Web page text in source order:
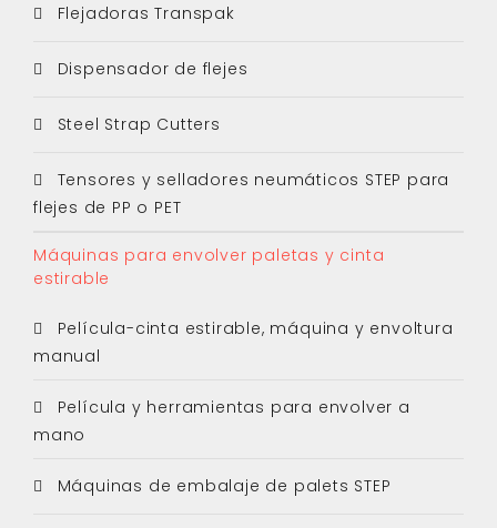
Flejadoras Transpak
Dispensador de flejes
Steel Strap Cutters
Tensores y selladores neumáticos STEP para
flejes de PP o PET
Máquinas para envolver paletas y cinta
estirable
Película-cinta estirable, máquina y envoltura
manual
Película y herramientas para envolver a
mano
Máquinas de embalaje de palets STEP